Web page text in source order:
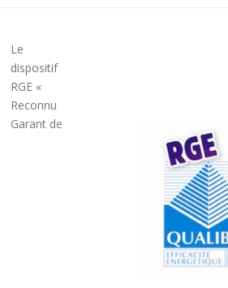
Le
dispositif
RGE «
Reconnu
Garant de